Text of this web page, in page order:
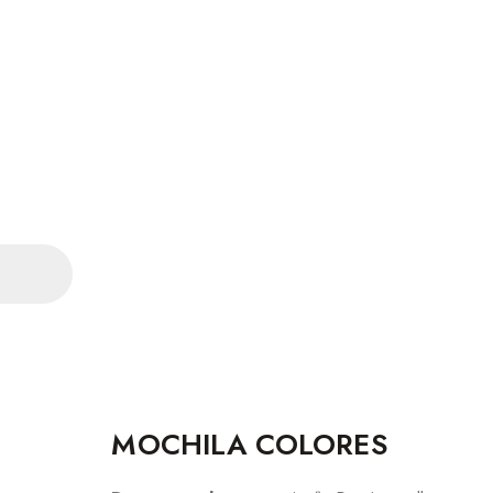
MOCHILA COLORES